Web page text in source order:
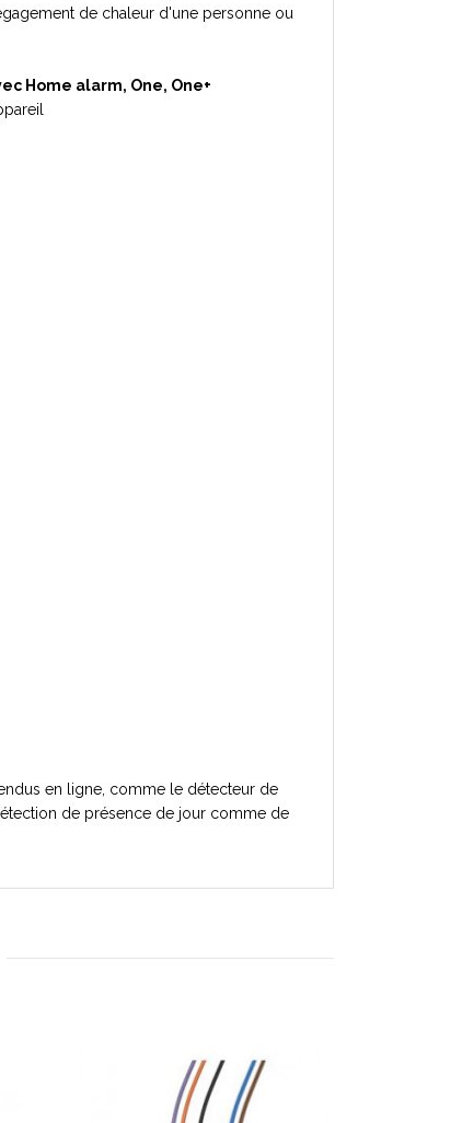
de chaleur d'une personne ou
Home alarm, One, One+
en ligne, comme le détecteur de
de présence de jour comme de